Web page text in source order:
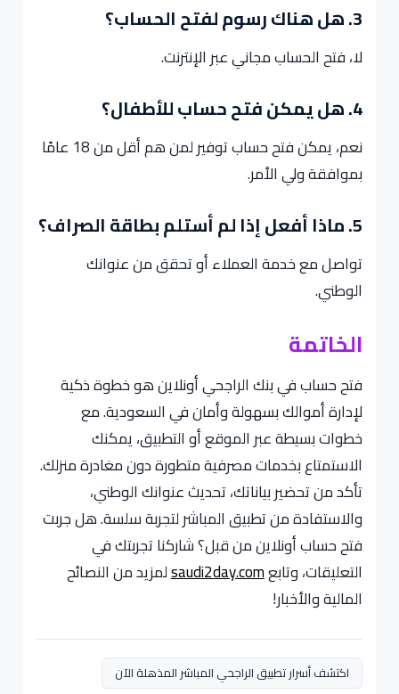
3. هل هناك رسوم لفتح الحساب؟
لا، فتح الحساب مجاني عبر الإنترنت.
4. هل يمكن فتح حساب للأطفال؟
نعم، يمكن فتح حساب توفير لمن هم أقل من 18 عامًا
بموافقة ولي الأمر.
5. ماذا أفعل إذا لم أستلم بطاقة الصراف؟
تواصل مع خدمة العملاء أو تحقق من عنوانك
الوطني.
الخاتمة
فتح حساب في بنك الراجحي أونلاين هو خطوة ذكية
لإدارة أموالك بسهولة وأمان في السعودية. مع
خطوات بسيطة عبر الموقع أو التطبيق، يمكنك
الاستمتاع بخدمات مصرفية متطورة دون مغادرة منزلك.
تأكد من تحضير بياناتك، تحديث عنوانك الوطني،
والاستفادة من تطبيق المباشر لتجربة سلسة. هل جربت
فتح حساب أونلاين من قبل؟ شاركنا تجربتك في
التعليقات، وتابعsaudi2day.comلمزيد من النصائح
المالية والأخبار!
اكتشف أسرار تطبيق الراجحي المباشر المذهلة الآن